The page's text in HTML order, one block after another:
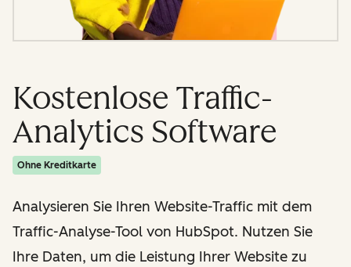
Kostenlose Traffic-
Analytics Software
Ohne Kreditkarte
Analysieren Sie Ihren Website-Traffic mit dem
Traffic-Analyse-Tool von HubSpot. Nutzen Sie
Ihre Daten, um die Leistung Ihrer Website zu